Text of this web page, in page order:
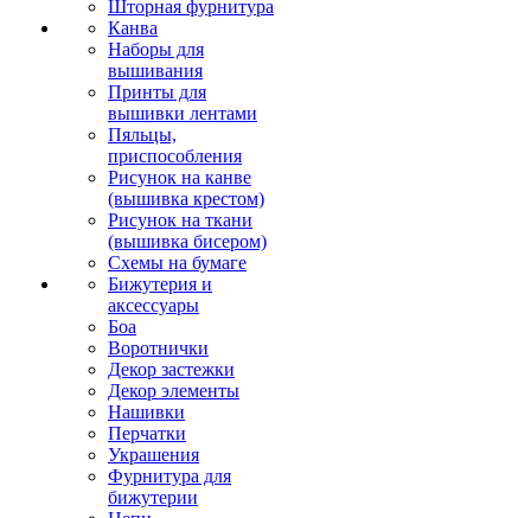
Шторная фурнитура
Канва
Наборы для
вышивания
Принты для
вышивки лентами
Пяльцы,
приспособления
Рисунок на канве
(вышивка крестом)
Рисунок на ткани
(вышивка бисером)
Схемы на бумаге
Бижутерия и
аксессуары
Боа
Воротнички
Декор застежки
Декор элементы
Нашивки
Перчатки
Украшения
Фурнитура для
бижутерии